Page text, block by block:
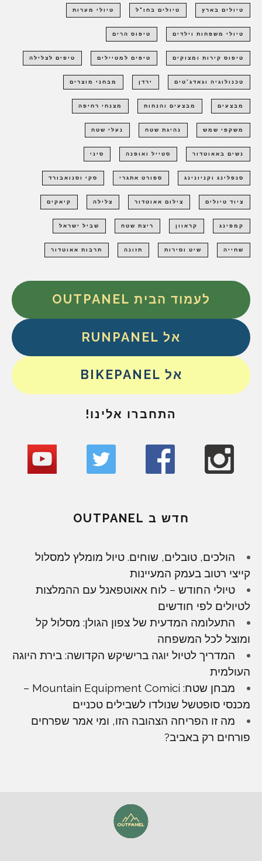
טיולים בארץ טיולים בחו"ל טיולי מערות
טיולי משפחות וילדים טיפוס הרים
טיפוס קירות ומצוקים טיפים למטיילים טיפים לצלילה
טכנולוגיה וגאדג'טים ירדן מבחני מוצרים
מבצעים מבצעים והנחות מצנחי רחיפה
משקפי שמש נהיגת שטח נעלי שטח
נשים באאוטדור סטייל ואופנה סיני
סנפלינג וקניונינג ספורט אתגרי סקי וסנואבורד
ציוד טיולים צילום אאוטדור צלילה קיאקים
קמפינג קראוון ריצת שטח שביל ישראל
שחייה שיט וסירות תזונה תרבות אאוטדור
לעמוד הבית OUTPANEL
אל RUNPANEL
אל BIKEPANEL
התחברו אלינו!
חדש ב OUTPANEL
הולכים, טובלים, שוחים. טיול מומלץ למסלול
קייצי רטוב בעמק המעיינות
טיולי החודש – לוח אאוטפאנל עם ההמלצות
לטיולים לפי חודשים
התעלומה המדעית של צפון הגולן: מסלול קל
ומוצל לכל המשפחה
המדריך לטיול יוגה ברישיקש הקדושה: בירת היוגה
העולמית
מבחן שטח: Mountain Equipment Comici –
מכנסי סופטשל שנולדו לשבילים טכניים
מה זו הפריחה הצהובה הזו, ומי אמר שפרחים
פורחים רק באביב?